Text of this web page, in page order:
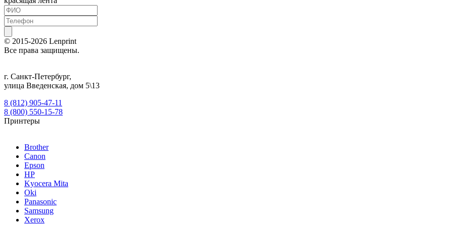
© 2015-2026 Lenprint
Все права защищены.
г. Санкт-Петербург,
улица Введенская, дом 5\13
8 (812) 905-47-11
8 (800) 550-15-78
Принтеры
Brother
Canon
Epson
HP
Kyocera Mita
Oki
Panasonic
Samsung
Xerox